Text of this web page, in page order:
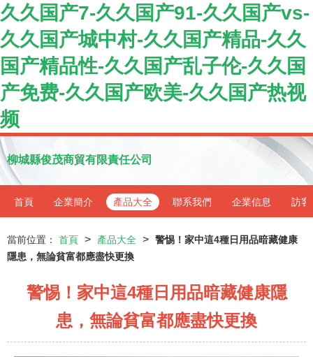
久久国产7-久久国产91-久久国产vs-
久久国产城中村-久久国产精品-久久
国产精品性-久久国产乱子伦-久久国
产免费-久久国产欧美-久久国产热视
频
柳城縣俊茂商貿有限責任公司
首頁 企業簡介 產品大全 聯系我們 企業信息 訪客
當前位置： 首頁 > 產品大全 > 警惕！家中這4種日用品暗藏健康
隱患，無論貧富都應盡快更換
警惕！家中這4種日用品暗藏健康隱
患，無論貧富都應盡快更換